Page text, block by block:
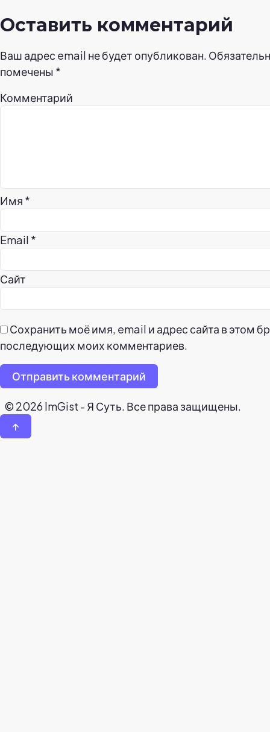
Оставить комментарий
Ваш адрес email не будет опубликован.
помечены *
Комментарий
Имя *
Email *
Сайт
Сохранить моё имя, email и адрес сайта в этом
последующих моих комментариев.
Отправить комментарий
© 2026 ImGist - Я Суть. Все права защищены.
↑